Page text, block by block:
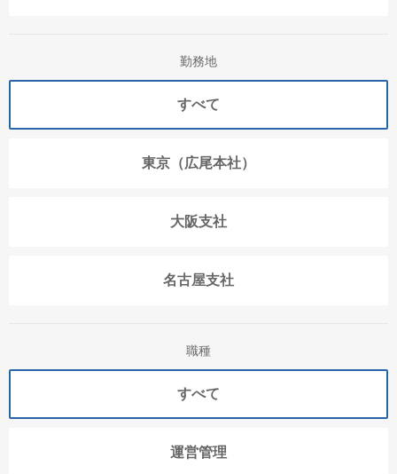
勤務地
すべて
東京（広尾本社）
大阪支社
名古屋支社
職種
すべて
運営管理